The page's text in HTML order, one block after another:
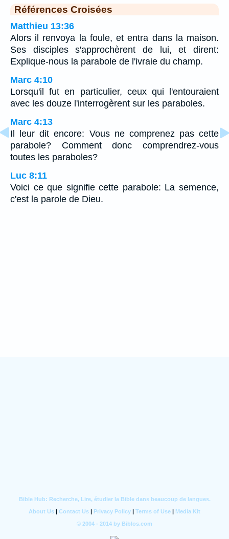
Références Croisées
Matthieu 13:36
Alors il renvoya la foule, et entra dans la maison.
Ses disciples s'approchèrent de lui, et dirent:
Explique-nous la parabole de l'ivraie du champ.
Marc 4:10
Lorsqu'il fut en particulier, ceux qui l'entouraient
avec les douze l'interrogèrent sur les paraboles.
Marc 4:13
Il leur dit encore: Vous ne comprenez pas cette
parabole? Comment donc comprendrez-vous
toutes les paraboles?
Luc 8:11
Voici ce que signifie cette parabole: La semence,
c'est la parole de Dieu.